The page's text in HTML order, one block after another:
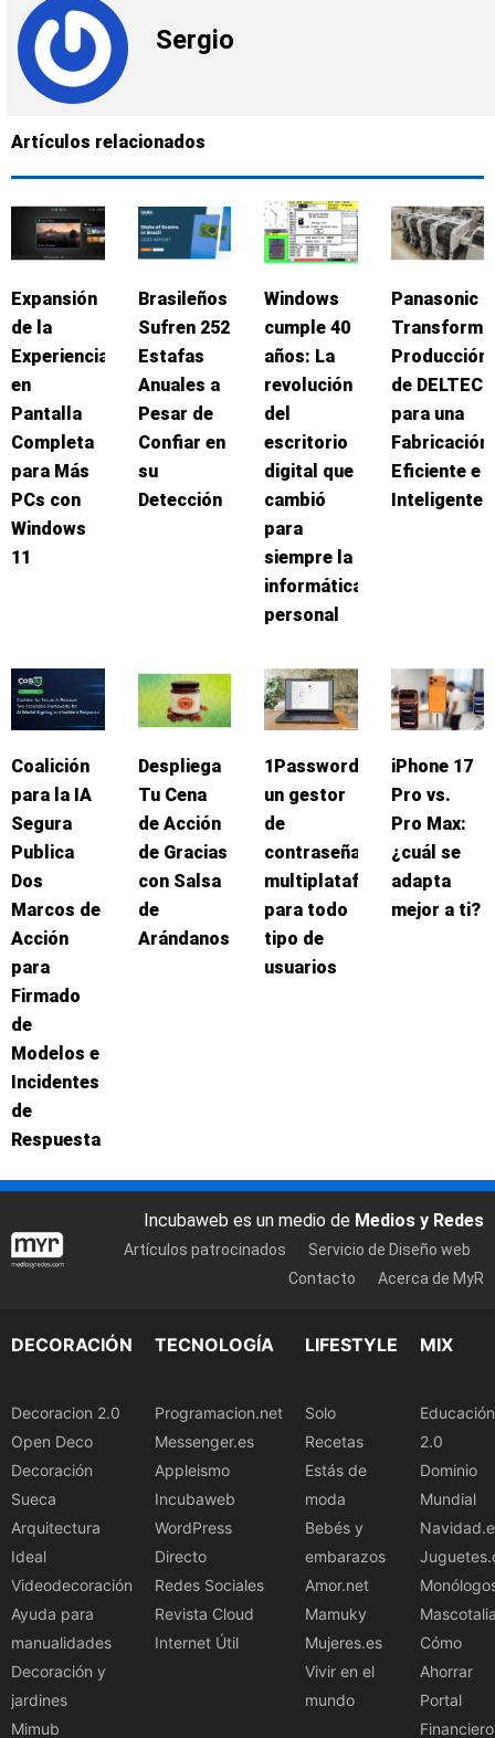
Sergio
Artículos relacionados
Expansión
de la
Experiencia
en
Pantalla
Completa
para Más
PCs con
Windows
11
Brasileños
Sufren 252
Estafas
Anuales a
Pesar de
Confiar en
su
Detección
Windows
cumple 40
años: La
revolución
del
escritorio
digital que
cambió
para
siempre la
informática
personal
Panasonic
Transforma
Producción
de DELTEC
para una
Fabricación
Eficiente e
Inteligente
Coalición
para la IA
Segura
Publica
Dos
Marcos de
Acción
para
Firmado
de
Modelos e
Incidentes
de
Respuesta
Despliega
Tu Cena
de Acción
de Gracias
con Salsa
de
Arándanos
1Password:
un gestor
de
contraseñas
multiplataforma
para todo
tipo de
usuarios
iPhone 17
Pro vs.
Pro Max:
¿cuál se
adapta
mejor a ti?
Incubaweb es un medio de Medios y Redes
Artículos patrocinados
Servicio de Diseño web
Contacto
Acerca de MyR
DECORACIÓN
Decoracion 2.0
Open Deco
Decoración
Sueca
Arquitectura
Ideal
Videodecoración
Ayuda para
manualidades
Decoración y
jardines
Mimub
TECNOLOGÍA
Programacion.net
Messenger.es
Appleismo
Incubaweb
WordPress
Directo
Redes Sociales
Revista Cloud
Internet Útil
LIFESTYLE
Solo
Recetas
Estás de
moda
Bebés y
embarazos
Amor.net
Mamuky
Mujeres.es
Vivir en el
mundo
MIX
Educación
2.0
Dominio
Mundial
Cómo
Ahorrar
Portal
Financiero